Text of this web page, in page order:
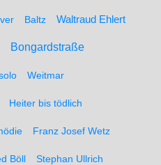
Baltz Waltraud Ehlert
Bongardstraße
Weitmar
Heiter bis tödlich
Franz Josef Wetz
Böll Stephan Ullrich